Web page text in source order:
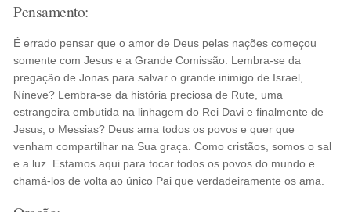
Pensamento:
É errado pensar que o amor de Deus pelas nações começou
somente com Jesus e a Grande Comissão. Lembra-se da
pregação de Jonas para salvar o grande inimigo de Israel,
Níneve? Lembra-se da história preciosa de Rute, uma
estrangeira embutida na linhagem do Rei Davi e finalmente de
Jesus, o Messias? Deus ama todos os povos e quer que
venham compartilhar na Sua graça. Como cristãos, somos o sal
e a luz. Estamos aqui para tocar todos os povos do mundo e
chamá-los de volta ao único Pai que verdadeiramente os ama.